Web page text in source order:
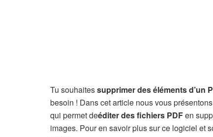
Tu souhaitessupprimer des éléments d’un
besoin ! Dans cet article nous vous
qui permet deéditer des fichiers PDFen
images. Pour en savoir plus sur ce logiciel et